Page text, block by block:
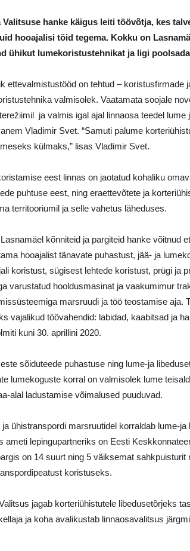
Valitsuse hanke käigus leiti töövõtja, kes
hooajalisi töid tegema. Kokku on
ühikut lumekoristustehnikat ja ligi
ettevalmistustööd on tehtud – koristusfirmade
valmisolek. Vaatamata soojale
ja valmis igal ajal linnaosa teedel lume
Vladimir Svet. “Samuti palume
külmaks,” lisas Vladimir Svet.
eest linnas on jaotatud kohaliku
puhtuse eest, ning eraettevõtete ja
territooriumil ja selle vahetus läheduses.
kõnniteid ja pargiteid hanke võitnud
hooajalist tänavate puhastust, jää- ja
koristust, sügisest lehtede koristust, prügi ja
varustatud hooldusmasinat ja vaakumimur
marsruudi ja töö teostamise aja.
vajalikud töövahendid: labidad, kaabitsad ja
kuni 30. aprillini 2020.
sõiduteede puhastuse ning lume-ja
lumekoguste korral on valmisolek lume
alal ladustamise võimalused puuduvad.
ühistranspordi marsruutidel korraldab lume-
ameti lepingupartneriks on Eesti
on 14 suurt ning 5 väiksemat sahkpuisturit
koristuseks.
jagab korteriühistutele libedusetõrjeks
ja koha avalikustab linnaosavalitsus